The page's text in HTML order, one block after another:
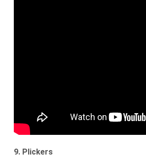
9. Plickers